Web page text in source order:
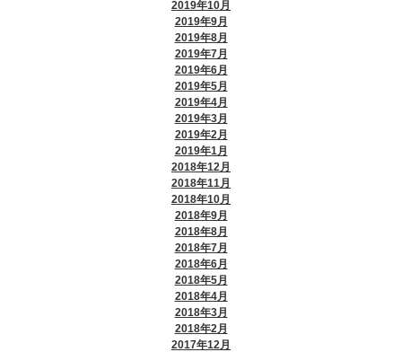
2019年10月
2019年9月
2019年8月
2019年7月
2019年6月
2019年5月
2019年4月
2019年3月
2019年2月
2019年1月
2018年12月
2018年11月
2018年10月
2018年9月
2018年8月
2018年7月
2018年6月
2018年5月
2018年4月
2018年3月
2018年2月
2017年12月